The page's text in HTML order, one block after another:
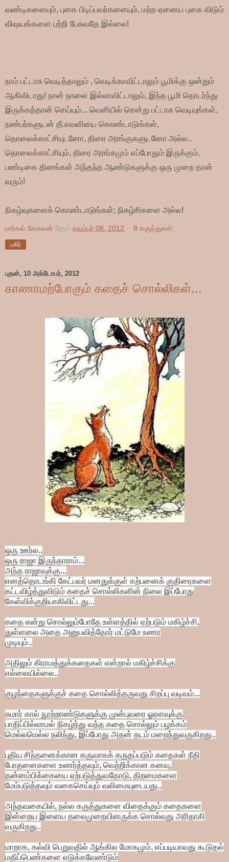
வண்டிகளையும், புகை பிடிப்பவர்களையும், மற்ற ஏனைய புகை விடும்
விஷயங்களை பற்றி பேசுவதே இல்லை!
நாம் பட்டாசு வெடித்தாலும் , வெடிக்காவிட்டாலும் பூமிக்கு ஒன்றும்
ஆகிவிடாது! நான் நாளை இல்லாவிட்டாலும், இந்த பூமி தொடர்ந்து
இருக்கத்தான் செய்யும்... வெளியில் சென்று பட்டாசு வெடியுங்கள்,
நண்பர்களுடன் தீபாவளியை கொண்டாடுங்கள்,
தொலைக்காட்சியுடனோ, திரை அரங்குகளுடனோ அல்ல..
தொலைக்காட்சியும், திரை அரங்கமும் எப்போதும் இருக்கும்,
பண்டிகை தினங்கள் அந்தந்த ஆண்டுகளுக்கு ஒரு முறை தான்
வரும்!
நிகழ்வுகளைக் கொண்டாடுங்கள்; நிகழ்சிகளை அல்ல!
பார்கவ் கேசவன் நேரம் நவம்பர் 08, 2012 8 கருத்துகள்:
பகிர்
புதன், 10 அக்டோபர், 2012
காணாமற்போகும் கதைச் சொல்லிகள்...
ஒரு ஊர்ல..
ஒரு ராஜா இருந்தாராம்...
அந்த ராஜாவுக்கு...
எனத்தொடங்கி கேட்பவர் மனதுக்குள் கற்பனைக் குதிரைகளை
கட்டவிழ்த்துவிடும் கதைச் சொல்லிகளின் நிலை இப்போது
கேள்விக்குறியாகிவிட்டது...
கதை என்று சொல்லும்போதே உள்ளத்தில் ஏற்படும் மகிழ்ச்சி,
துள்ளலை அதை அனுபவித்தோர் மட்டுமே உணர
முடியும்..
அதிலும் கிராமத்துக்கதைகள் என்றால் மகிழ்ச்சிக்கு
எல்லையில்லை..
குழந்தைகளுக்குச் கதை சொல்லித்தருவது சிறப்பு வடிவம்...
சுமார் கால் நூற்றாண்டுகளுக்கு முன்புவரை ஓரளவுக்கு
பாதிப்பில்லாமல் நிகழ்ந்து வந்த கதை சொல்லும் பழக்கம்
மெல்லமெல்ல நலிந்து, இப்போது அதன் தடம் மறைந்துவருகிறது..
புதிய சிந்தனைக்கான கருவாகக் கருதப்படும் கதைகள் நீதி
போதனைகளை உணர்த்தவும், வெற்றிக்கான கனவு,
தன்னம்பிக்கையை ஏற்படுத்துவதோடு, திறமைகளை
மேம்படுத்தவும் வகைசெய்யும் வலிமையுடையது..
அந்தவகையில், நல்ல கருத்துகளை விதைக்கும் கதைகளை
இன்றைய இளைய தலைமுறையினருக்க சொல்வது அரிதாகி
வருகிறது..
மாறாக, கல்வி பெறுவதில் ஆங்கில மோகமும், எப்படியாவது கூடுதல்
மதிப்பெண்களை எடுக்கவேண்டும்